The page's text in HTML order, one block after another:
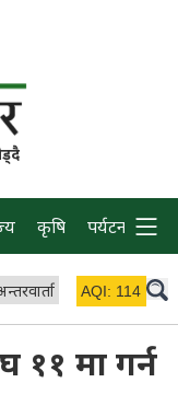
कृषि पर्यटन प्रवास
विचार/ब्लग
AQI: 114
११ मा गर्न